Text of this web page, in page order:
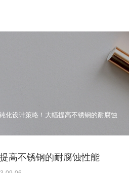
化设计策略！大幅提高不锈钢的耐腐蚀
高不锈钢的耐腐蚀性能